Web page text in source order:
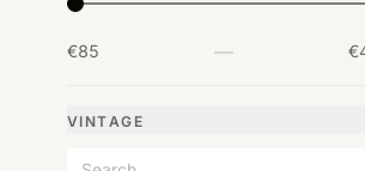
€85 —
VINTAGE